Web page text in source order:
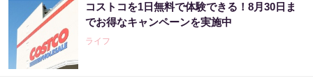
コストコを1日無料で体験できる！8月30日ま
でお得なキャンペーンを実施中
ライフ